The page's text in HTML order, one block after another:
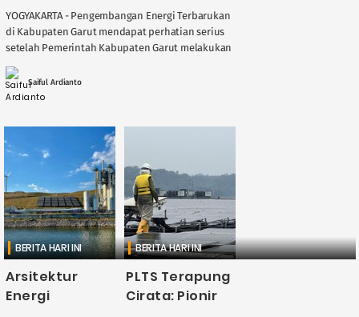
YOGYAKARTA - Pengembangan Energi Terbarukan
di Kabupaten Garut mendapat perhatian serius
setelah Pemerintah Kabupaten Garut melakukan
dan Sumber Daya Mineral Republik ....
Saiful Ardianto
BERITA HARI INI
Arsitektur
Energi
BERITA HARI INI
PLTS Terapung
Cirata: Pionir